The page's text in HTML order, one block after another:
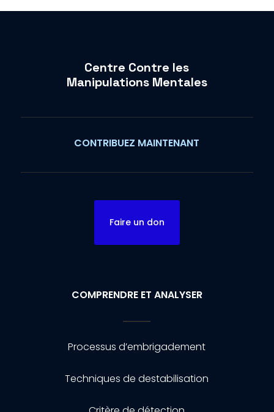
Centre Contre les
Manipulations Mentales
CONTRIBUEZ MAINTENANT
Faire un don
COMPRENDRE ET ANALYSER
Processus d’embrigadement
Techniques de destabilisation